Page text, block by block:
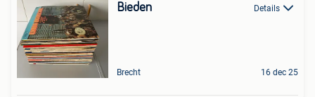
Bieden Details
Brecht 16 dec 25